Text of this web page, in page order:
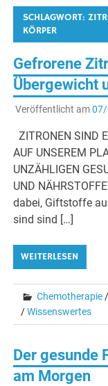
SCHLAGWORT:
KÖRPER
Gefrorene
Übergewicht
Veröffentlicht am
ZITRONEN SIND
AUF UNSEREM
UNZÄHLIGEN
UND
dabei, Giftstoffe
sind sind […]
WEITERLESEN
Chemotherapie/
/Wissenswertes
Der gesunde
am Morgen